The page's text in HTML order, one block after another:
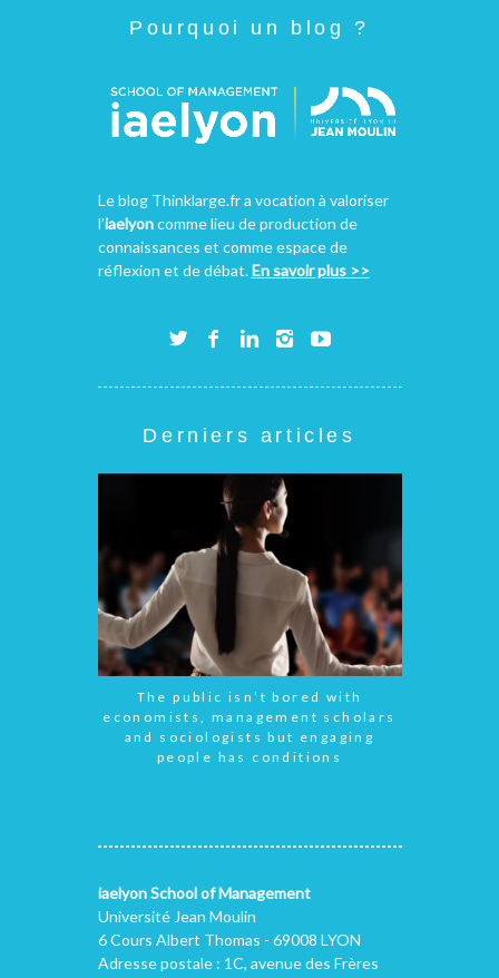
Pourquoi un blog ?
Le blog Thinklarge.fr a vocation à valoriser
l’iaelyoncomme lieu de production de
connaissances et comme espace de
réflexion et de débat.En savoir plus >>
Derniers articles
The public isn’t bored with
economists, management scholars
and sociologists but engaging
people has conditions
iaelyon School of Management
Université Jean Moulin
6 Cours Albert Thomas - 69008 LYON
Adresse postale : 1C, avenue des Frères